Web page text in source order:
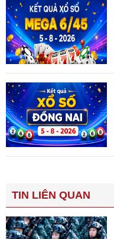
TIN LIÊN QUAN